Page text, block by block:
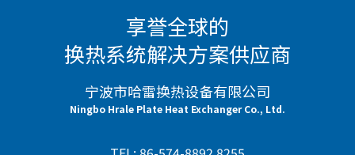
享誉全球的
换热系统解决方案供应商
宁波市哈雷换热设备有限公司
Ningbo Hrale Plate Heat Exchanger Co., Ltd.